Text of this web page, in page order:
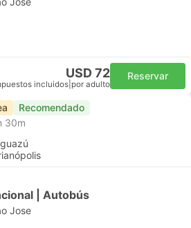
USD 72
incluidos por adulto
Reservar
Recomendado
30m
| Autobús
Jose